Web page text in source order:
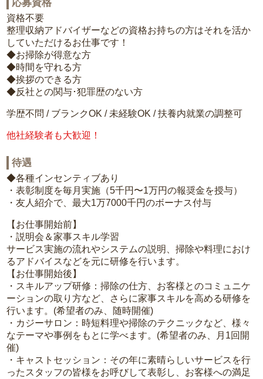
応募資格
資格不要
整理収納アドバイザーなどの資格お持ちの方はそれを活か
していただけるお仕事です！
◆お掃除が得意な方
◆時間を守れる方
◆挨拶のできる方
◆反社との関与･犯罪歴のない方
学歴不問 / ブランクOK / 未経験OK / 扶養内就業の調整可
他社経験者も大歓迎！
待遇
◆各種インセンティブあり
・表彰制度を毎月実施（5千円〜1万円の報奨金を授与）
・友人紹介で、最大1万7000千円のボーナス付与
【お仕事開始前】
・説明会＆家事スキル学習
サービス実施の流れやシステムの説明、掃除や料理におけ
るアドバイスなどを元に研修を行います。
【お仕事開始後】
・スキルアップ研修：掃除の仕方、お客様とのコミュニケ
ーションの取り方など、さらに家事スキルを高める研修を
行います。(希望者のみ、随時開催)
・カジーサロン：時短料理や掃除のテクニックなど、様々
なテーマや事例をもとに学べます。(希望者のみ、月1回開
催)
・キャストセッション：その年に素晴らしいサービスを行
ったスタッフの皆様をお呼びして表彰し、お客様への満足